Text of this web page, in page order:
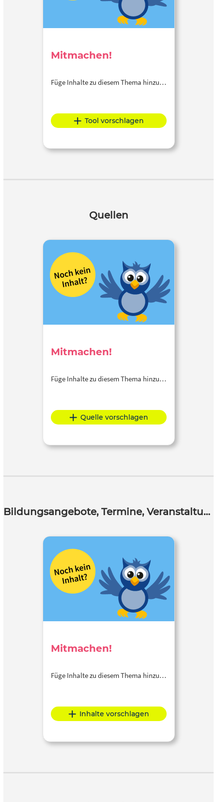
Mitmachen!
Füge Inhalte zu diesem Thema hinzu…
Tool vorschlagen
Quellen
Mitmachen!
Füge Inhalte zu diesem Thema hinzu…
Quelle vorschlagen
Bildungsangebote, Termine, Veranstaltungen
Mitmachen!
Füge Inhalte zu diesem Thema hinzu…
Inhalte vorschlagen